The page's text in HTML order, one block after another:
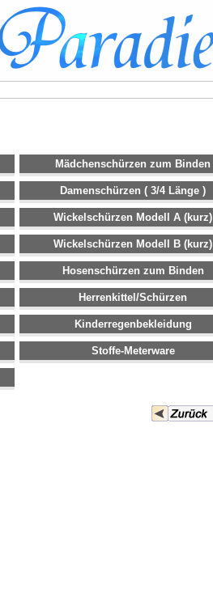
Mädchenschürzen zum Binden
Damenschürzen ( 3/4 Länge )
Wickelschürzen Modell A (kurz)
Wickelschürzen Modell B (kurz)
Hosenschürzen zum Binden
Herrenkittel/Schürzen
Kinderregenbekleidung
Stoffe-Meterware